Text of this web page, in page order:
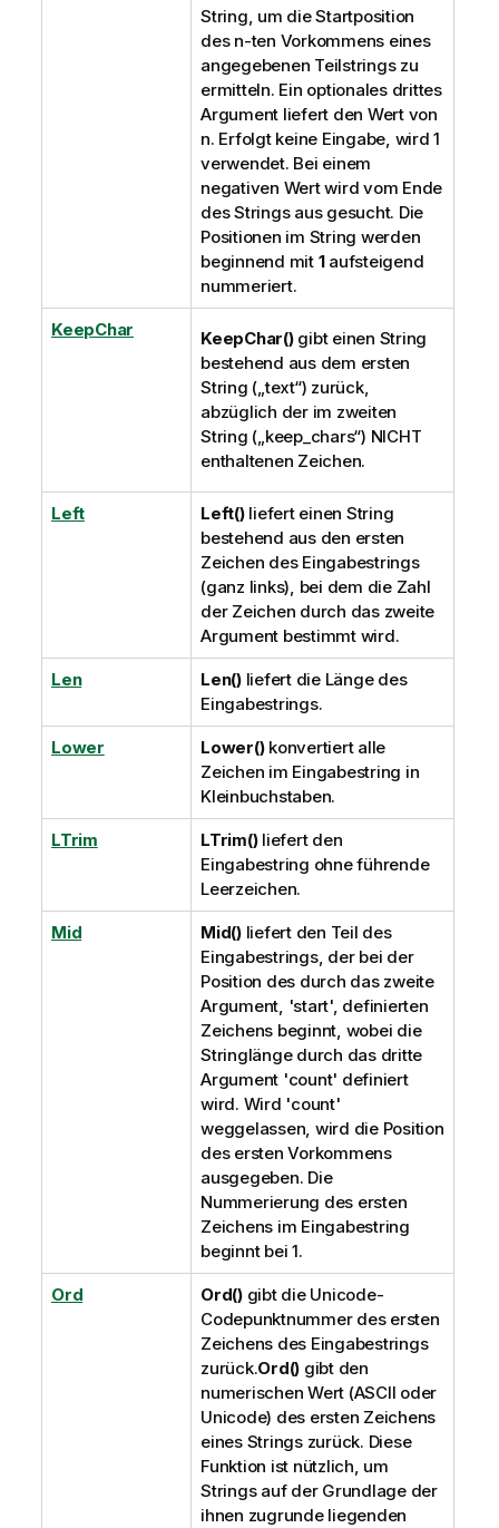
String, um die Startposition
des n-ten Vorkommens eines
angegebenen Teilstrings zu
ermitteln. Ein optionales drittes
Argument liefert den Wert von
n. Erfolgt keine Eingabe, wird 1
verwendet. Bei einem
negativen Wert wird vom Ende
des Strings aus gesucht. Die
Positionen im String werden
beginnend mit 1aufsteigend
nummeriert.
KeepChar KeepChar()gibt einen String
bestehend aus dem ersten
String („text“) zurück,
abzüglich der im zweiten
String („keep_chars“) NICHT
enthaltenen Zeichen.
Left Left()liefert einen String
bestehend aus den ersten
Zeichen des Eingabestrings
(ganz links), bei dem die Zahl
der Zeichen durch das zweite
Argument bestimmt wird.
Len Len()liefert die Länge des
Eingabestrings.
Lower Lower()konvertiert alle
Zeichen im Eingabestring in
Kleinbuchstaben.
LTrim LTrim()liefert den
Eingabestring ohne führende
Leerzeichen.
Mid Mid()liefert den Teil des
Eingabestrings, der bei der
Position des durch das zweite
Argument, 'start', definierten
Zeichens beginnt, wobei die
Stringlänge durch das dritte
Argument 'count' definiert
wird. Wird 'count'
weggelassen, wird die Position
des ersten Vorkommens
ausgegeben. Die
Nummerierung des ersten
Zeichens im Eingabestring
beginnt bei 1.
Ord Ord()gibt die Unicode-
Codepunktnummer des ersten
Zeichens des Eingabestrings
zurück.Ord() gibt den
numerischen Wert (ASCII oder
Unicode) des ersten Zeichens
eines Strings zurück. Diese
Funktion ist nützlich, um
Strings auf der Grundlage der
ihnen zugrunde liegenden